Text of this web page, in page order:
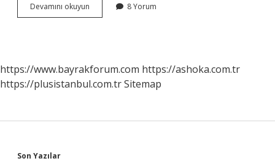
Devamını okuyun
Momentum
8 Yorum
https://www.bayrakforum.com https://ashoka.com.tr
https://plusistanbul.com.trSitemap
Son Yazılar